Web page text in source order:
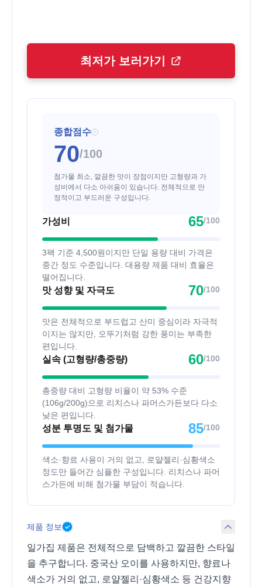
최저가 보러가기
종합점수 i
70/100
첨가물 최소, 깔끔한 맛이 장점이지만 고형량과 가
성비에서 다소 아쉬움이 있습니다. 전체적으로 안
정적이고 부드러운 구성입니다.
가성비 65/100
3팩 기준 4,500원이지만 단일 용량 대비 가격은
중간 정도 수준입니다. 대용량 제품 대비 효율은
떨어집니다.
맛 성향 및 자극도 70/100
맛은 전체적으로 부드럽고 산미 중심이라 자극적
이지는 않지만, 오뚜기처럼 강한 풍미는 부족한
편입니다.
실속 (고형량/총중량) 60/100
총중량 대비 고형량 비율이 약 53% 수준
(106g/200g)으로 리치스나 파머스가든보다 다소
낮은 편입니다.
성분 투명도 및 첨가물 85/100
색소·향료 사용이 거의 없고, 로얄젤리·심황색소
정도만 들어간 심플한 구성입니다. 리치스나 파머
스가든에 비해 첨가물 부담이 적습니다.
제품 정보
일가집 제품은 전체적으로 담백하고 깔끔한 스타일
을 추구합니다. 중국산 오이를 사용하지만, 향료나
색소가 거의 없고, 로얄젤리·심황색소 등 건강지향